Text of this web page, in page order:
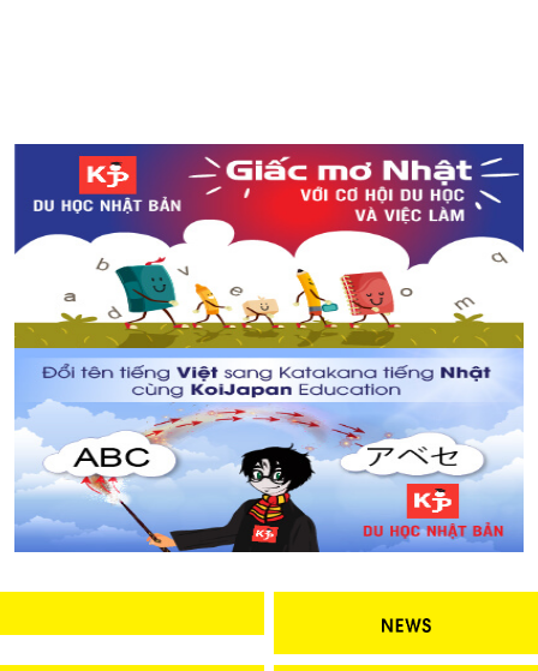
Hướng dẫn điền tờ khai xin visa làm việc tại Nhật Bản
Ngắm hoa anh đào và xem trình chiếu bản đồ hoa ở
tháp Tokyo
Khai trương cửa hàng Gongcha tại Odaiba và
Ikebukuro - Miễn phí trà sữa dành cho khách hàng đến
cửa hàng!